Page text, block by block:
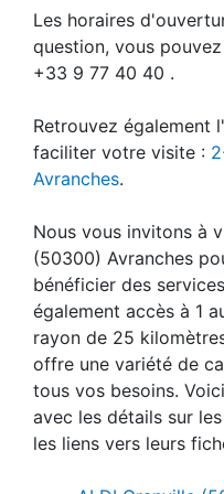
Les horaires
question, vous
+33 9 77 40 40 .
Retrouvez également
faciliter votre visite :
Avranches.
Nous vous invitons à
(50300) Avranches
bénéficier des
également accès à 1
rayon de 25
offre une variété de
tous vos besoins.
avec les détails sur
les liens vers leurs